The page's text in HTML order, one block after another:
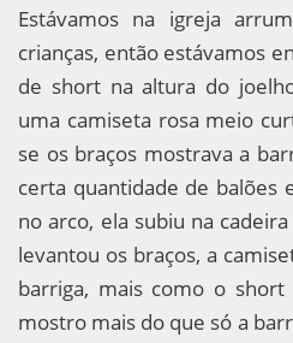
Estávamos na igreja
crianças, então estávamos
de short na altura do
uma camiseta rosa meio
se os braços mostrava a
certa quantidade de balões
no arco, ela subiu na
levantou os braços, a
barriga, mais como o
mostro mais do que só a